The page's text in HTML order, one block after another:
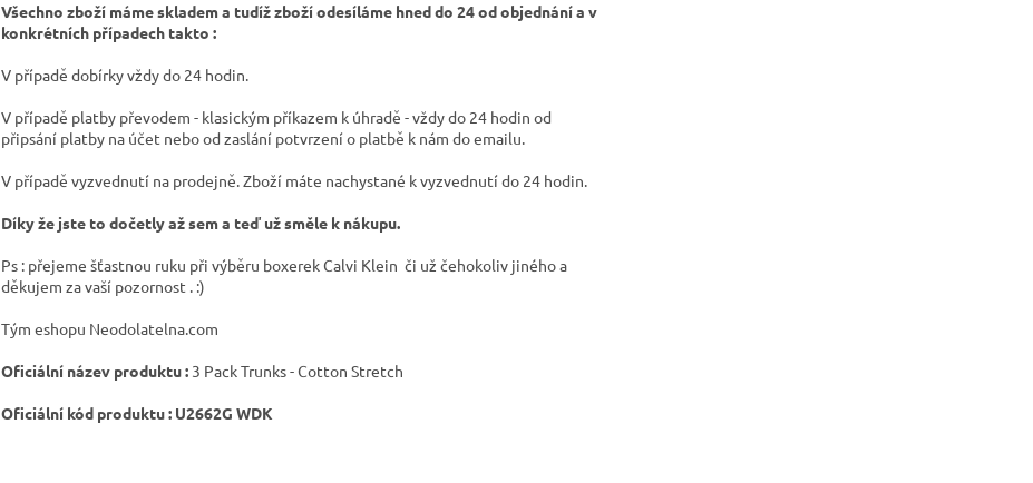
Všechno zboží máme skladem a tudíž zboží odesíláme hned do 24 od objednání a v
konkrétních případech takto :
V případě dobírky vždy do 24 hodin.
V případě platby převodem - klasickým příkazem k úhradě - vždy do 24 hodin od
připsání platby na účet nebo od zaslání potvrzení o platbě k nám do emailu.
V případě vyzvednutí na prodejně. Zboží máte nachystané k vyzvednutí do 24 hodin.
Díky že jste to dočetly až sem a teď už směle k nákupu.
Ps : přejeme šťastnou ruku při výběru boxerek Calvi Klein či už čehokoliv jiného a
děkujem za vaší pozornost . :)
Tým eshopu Neodolatelna.com
Oficiální název produktu : 3 Pack Trunks - Cotton Stretch
Oficiální kód produktu : U2662G WDK